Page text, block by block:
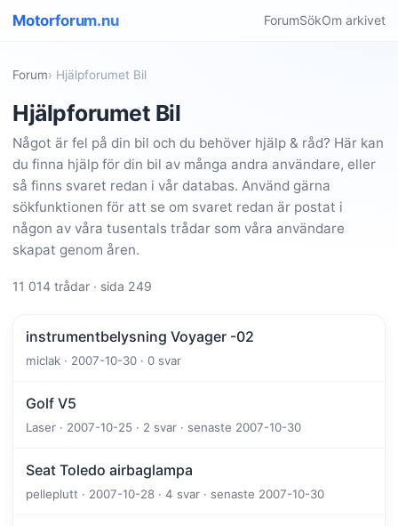
Motorforum.nu ForumSökOm arkivet
Forum› Hjälpforumet Bil
Hjälpforumet Bil
Något är fel på din bil och du behöver hjälp & råd? Här kan
du finna hjälp för din bil av många andra användare, eller
så finns svaret redan i vår databas. Använd gärna
sökfunktionen för att se om svaret redan är postat i
någon av våra tusentals trådar som våra användare
skapat genom åren.
11 014 trådar · sida 249
instrumentbelysning Voyager -02
miclak · 2007-10-30 · 0 svar
Golf V5
Laser · 2007-10-25 · 2 svar · senaste 2007-10-30
Seat Toledo airbaglampa
pelleplutt · 2007-10-28 · 4 svar · senaste 2007-10-30